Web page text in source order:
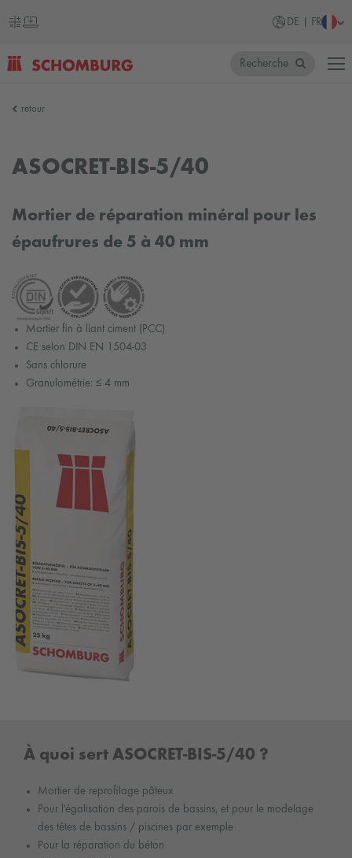
DE | FR
Recherche
retour
ASOCRET-BIS-5/40
Mortier de réparation minéral pour les
épaufrures de 5 à 40 mm
Mortier fin à liant ciment (PCC)
CE selon DIN EN 1504-03
Sans chlorure
Granulométrie: ≤ 4 mm
À quoi sert ASOCRET-BIS-5/40 ?
Mortier de reprofilage pâteux
Pour l'égalisation des parois de bassins, et pour le modelage
des têtes de bassins / piscines par exemple
Pour la réparation du béton